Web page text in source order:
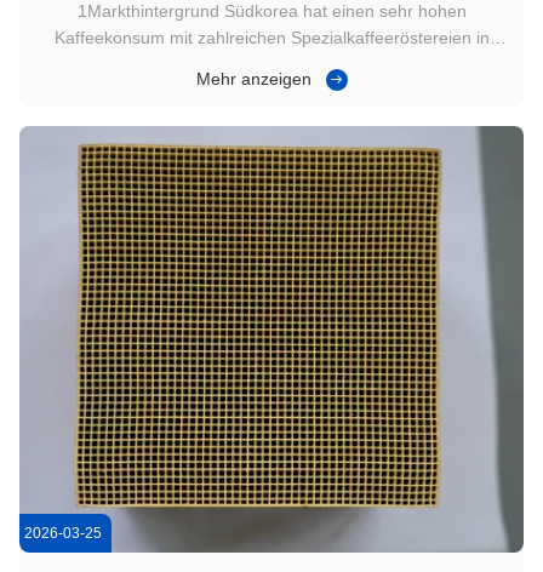
1Markthintergrund Südkorea hat einen sehr hohen
Kaffeekonsum mit zahlreichen Spezialkaffeeröstereien in
zunehmender Verschärfung der städtischen
(flüchtige organische Verbindungen, VOCs) und ...
Mehr anzeigen
2026-03-25